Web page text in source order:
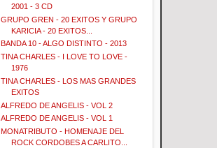
2001 - 3 CD
GRUPO GREN - 20 EXITOS Y GRUPO
KARICIA - 20 EXITOS...
BANDA 10 - ALGO DISTINTO - 2013
TINA CHARLES - I LOVE TO LOVE -
1976
TINA CHARLES - LOS MAS GRANDES
EXITOS
ALFREDO DE ANGELIS - VOL 2
ALFREDO DE ANGELIS - VOL 1
MONATRIBUTO - HOMENAJE DEL
ROCK CORDOBES A CARLITO...